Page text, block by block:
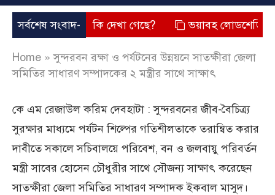
সর্বশেষ সংবাদ-
তার চেহারা কি দেখা গেছে? ভয়াবহ লোডশেডিং, বিদ্যুত –
Home »সুন্দরবন রক্ষা ও পর্যটনের উন্নয়নে সাতক্ষীরা জেলা
সমিতির সাধারণ সম্পাদকের ২ মন্ত্রীর সাথে সাক্ষাৎ
কে এম রেজাউল করিম দেবহাটা : সুন্দরবনের জীব-বৈচিত্র্য
সুরক্ষার মাধ্যমে পর্যটন শিল্পের গতিশীলতাকে তরান্বিত করার
দাবীতে সকালে সচিবালয়ে পরিবেশ, বন ও জলবায়ু পরিবর্তন
মন্ত্রী সাবের হোসেন চৌধুরীর সাথে সৌজন্য সাক্ষাৎ করেছেন
সাতক্ষীরা জেলা সমিতির সাধারণ সম্পাদক ইকবাল মাসুদ।